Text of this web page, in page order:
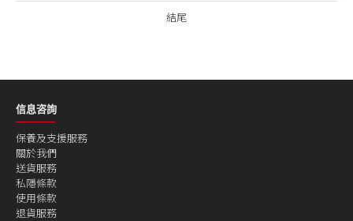
結尾
信息咨詢
保養及支援服務
關於我們
送貨服務
私隱條款
使用條款
退貨服務